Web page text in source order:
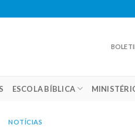
ESCOLA BÍBLICA
NOTÍCIAS